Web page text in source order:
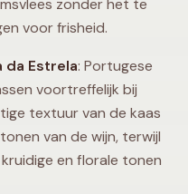
zonder het te
voor frisheid.
da Estrela: Portugese
voortreffelijk bij
textuur van de kaas
van de wijn, terwijl
en florale tonen